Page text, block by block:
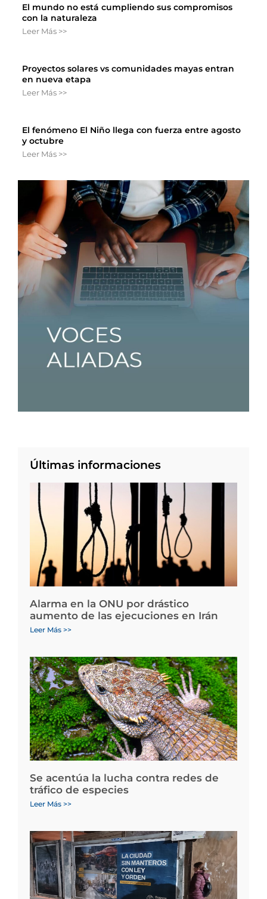
El mundo no está cumpliendo sus compromisos
con la naturaleza
Leer Más >>
Proyectos solares vs comunidades mayas entran
en nueva etapa
Leer Más >>
El fenómeno El Niño llega con fuerza entre agosto
y octubre
Leer Más >>
Últimas informaciones
Alarma en la ONU por drástico
aumento de las ejecuciones en Irán
Leer Más >>
Se acentúa la lucha contra redes de
tráfico de especies
Leer Más >>